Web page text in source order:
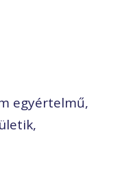
egyértelmű,